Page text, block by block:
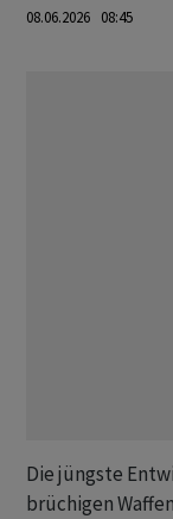
08.06.2026 08:45
Die jüngste
brüchigen